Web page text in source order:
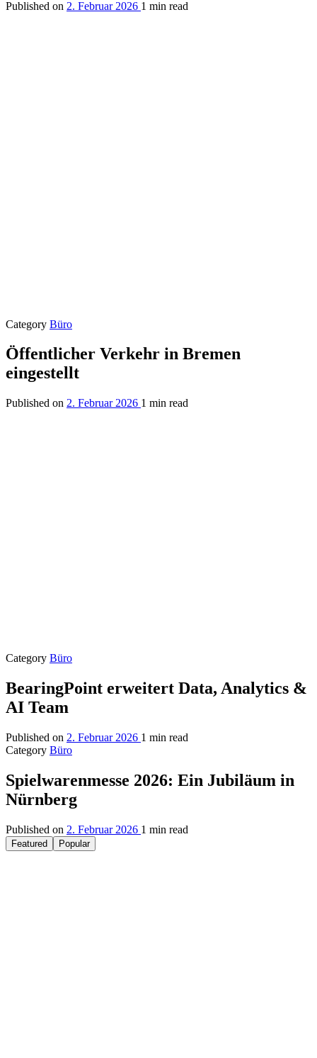
Published on 2. Februar 2026 1 min read
Category Büro
Öffentlicher Verkehr in Bremen
eingestellt
Published on 2. Februar 2026 1 min read
Category Büro
BearingPoint erweitert Data, Analytics &
AI Team
Published on 2. Februar 2026 1 min read
Category Büro
Spielwarenmesse 2026: Ein Jubiläum in
Nürnberg
Published on 2. Februar 2026 1 min read
Featured Popular